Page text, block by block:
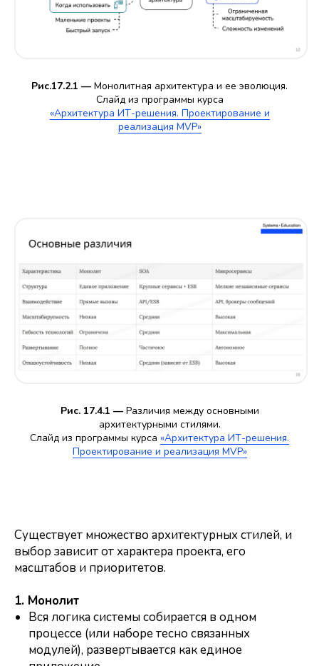
Рис.17.2.1 — Монолитная архитектура и ее эволюция.
Слайд из программы курса
«Архитектура ИТ-решения. Проектирование и
реализация MVP»
Рис. 17.4.1 — Различия между основными
архитектурными стилями.
Слайд из программы курса «Архитектура ИТ-решения.
Проектирование и реализация MVP»
Существует множество архитектурных стилей, и
выбор зависит от характера проекта, его
масштабов и приоритетов.
1. Монолит
Вся логика системы собирается в одном
процессе (или наборе тесно связанных
модулей), развертывается как единое